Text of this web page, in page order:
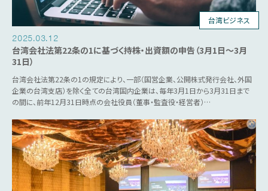
台湾ビジネス
2025.03.12
台湾会社法第22条の1に基づく持株・出資額の申告（3月1日～3月
31日）
台湾会社法第22条の1の規定により、一部（国営企業、公開株式発行会社、外国
企業の台湾支店）を除く全ての台湾国内企業は、毎年3月1日から3月31日まで
の間に、前年12月31日時点の会社役員（董事・監査役・経営者）…